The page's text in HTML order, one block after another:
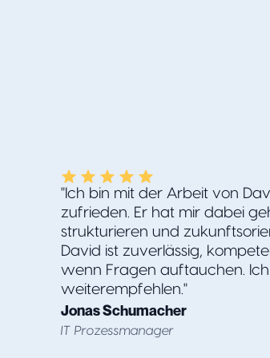
"Ich bin mit der Arbeit von
zufrieden. Er hat mir dabei
strukturieren und
David ist zuverlässig,
wenn Fragen auftauchen.
weiterempfehlen."
Jonas Schumacher
IT Prozessmanager